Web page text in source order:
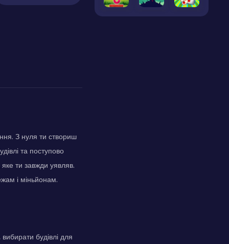
З нуля ти створиш
та поступово
ти завжди уявляв.
і міньйонам.
будівлі для